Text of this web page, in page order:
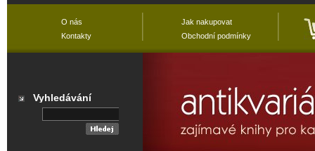
O nás
Kontakty
Jak nakupovat
Obchodní podmínky
Vyhledávání